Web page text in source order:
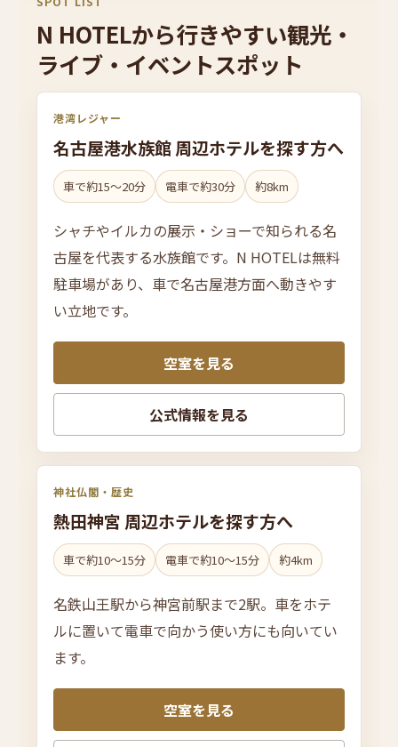
N HOTELから行きやすい観光・
ライブ・ イベントスポッ ト
港湾レジャー
名古屋港水族館 周辺ホテルを探す方へ
車で約15〜20分 電車で約30分 約8km
シャチやイルカの展示・ショーで知られる名
古屋を代表する水族館です。N HOTELは無料
駐車場があり、車で名古屋港方面へ動きやす
い立地です。
空室を見る
公式情報を見る
神社仏閣・歴史
熱田神宮 周辺ホテルを探す方へ
車で約10〜15分 電車で約10〜15分 約4km
名鉄山王駅から神宮前駅まで2駅。車をホテ
ルに置いて電車で向かう使い方にも向いてい
ます。
空室を見る